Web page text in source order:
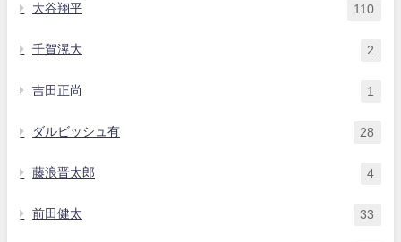
大谷翔平 110
千賀滉大 2
吉田正尚 1
ダルビッシュ有 28
藤浪晋太郎 4
前田健太 33